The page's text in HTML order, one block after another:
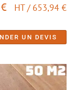
€ HT / 653,94 €
UN DEVIS